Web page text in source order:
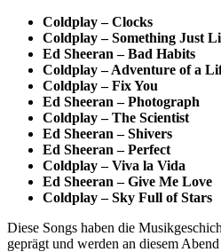
Coldplay – Clocks
Coldplay – Something Just
Ed Sheeran – Bad Habits
Coldplay – Adventure of a
Coldplay – Fix You
Ed Sheeran – Photograph
Coldplay – The Scientist
Ed Sheeran – Shivers
Ed Sheeran – Perfect
Coldplay – Viva la Vida
Ed Sheeran – Give Me Love
Coldplay – Sky Full of Stars
Diese Songs haben die
geprägt und werden an diesem